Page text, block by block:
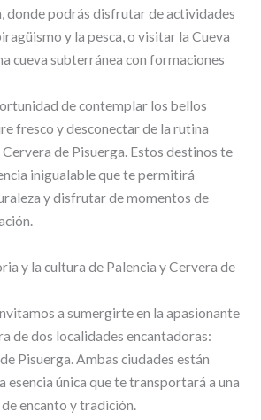
donde podrás disfrutar de actividades
y la pesca, o visitar la Cueva
cueva subterránea con formaciones
de contemplar los bellos
fresco y desconectar de la rutina
de Pisuerga. Estos destinos te
inigualable que te permitirá
y disfrutar de momentos de
y la cultura de Palencia y Cervera de
a sumergirte en la apasionante
de dos localidades encantadoras:
Pisuerga. Ambas ciudades están
esencia única que te transportará a una
encanto y tradición.